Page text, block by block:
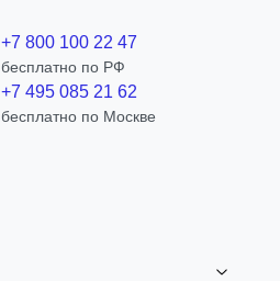
+7 800 100 22 47
бесплатно по РФ
+7 495 085 21 62
бесплатно по Москве